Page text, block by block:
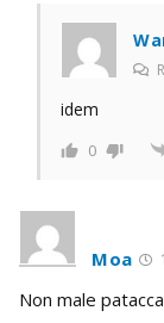
idem
0
Moa
Non male